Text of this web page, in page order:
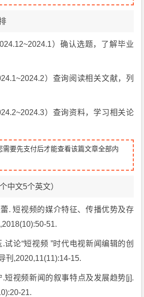
）确认选题，了解毕业
）查询阅读相关文献，列
）查询资料，学习相关论
需要先支付后才能查看该篇文章全部内
中文5个英文）
. 短视频的媒介特征、传播优势及存
51.
试论“短视频 ”时代电视新闻编辑的创
刊,2020,11(11):14-15.
.短视频新闻的叙事特点及发展趋势[j].
21.